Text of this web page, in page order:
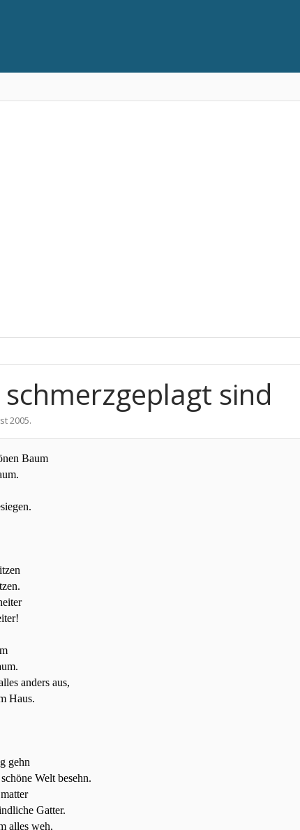
sind
2005.
Baum
.
anders aus,
Haus.
gehn
Welt besehn.
Gatter.
alles weh,